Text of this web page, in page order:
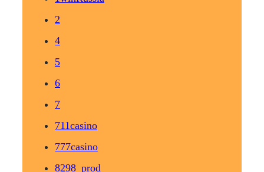
2
4
5
6
7
711casino
777casino
8298_prod